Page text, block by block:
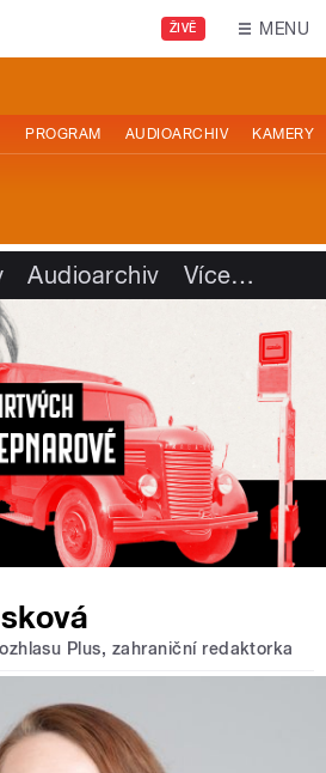
ŽIVĚ MENU
PROGRAM AUDIOARCHIV KAMERY
Audioarchiv Více…
Plus, zahraniční redaktorka